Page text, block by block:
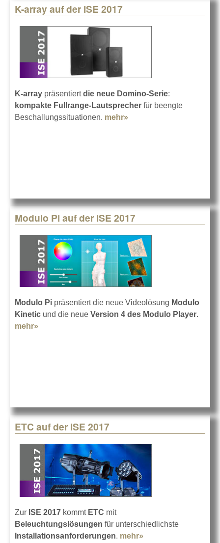
K-array auf der ISE 2017
K-array präsentiertdie neue Domino-Serie:
kompakte Fullrange-Lautsprecher für beengte
Beschallungssituationen. mehr»
Modulo Pi auf der ISE 2017
Modulo Pi präsentiert die neue Videolösung Modulo
Kinetic und die neue Version 4 des Modulo Player.
mehr»
ETC auf der ISE 2017
Zur ISE 2017 kommt ETC mit
Beleuchtungslösungen für unterschiedlichste
Installationsanforderungen. mehr»